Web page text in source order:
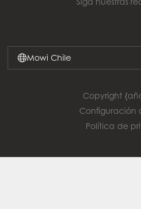
Mowi Chile
Copyright
Configuración
Política de